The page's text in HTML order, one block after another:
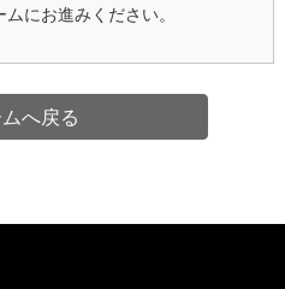
にお進みください。
へ戻る